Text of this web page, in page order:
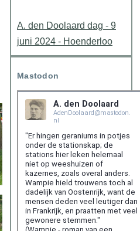
A. den Doolaard dag - 9
juni 2024 - Hoenderloo
Mastodon